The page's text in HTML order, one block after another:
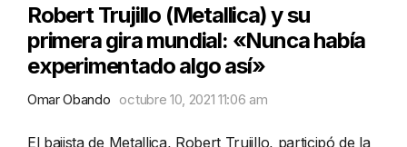
Robert Trujillo (Metallica) y su
primera gira mundial: «Nunca había
experimentado algo así»
Omar Obando octubre 10, 2021 11:06 am
El bajista de Metallica, Robert Trujillo, participó de la